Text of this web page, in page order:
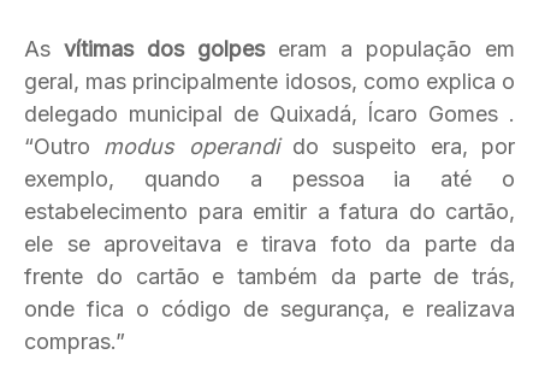
As vítimas dos golpeseram a população em
geral, mas principalmente idosos, como explica o
delegado municipal de Quixadá, Ícaro Gomes .
“Outro modus operandido suspeito era, por
exemplo, quando a pessoa ia até o
estabelecimento para emitir a fatura do cartão,
ele se aproveitava e tirava foto da parte da
frente do cartão e também da parte de trás,
onde fica o código de segurança, e realizava
compras.”